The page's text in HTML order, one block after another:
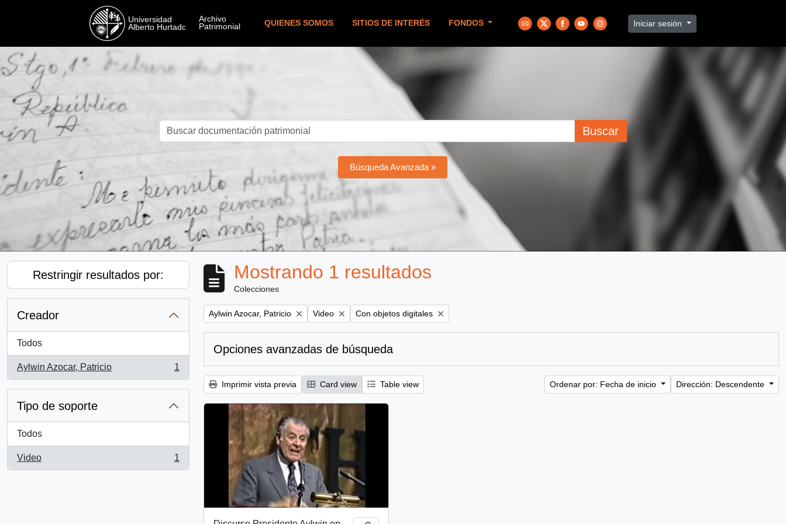
QUIENES SOMOS SITIOS DE INTERÉS FONDOS Iniciar sesión
Buscar
Búsqueda Avanzada »
Restringir resultados por:
Creador
Todos
Aylwin Azocar, Patricio
, 1 resultados
1
Tipo de soporte
Todos
Video
, 1 resultados
1
Mostrando 1 resultados
Colecciones
Remove filter:
Aylwin Azocar, Patricio Remove filter:
Video Remove filter:
Con objetos digitales
Opciones avanzadas de búsqueda
Imprimir vista previa Card view Table view Ordenar por: Fecha de inicio Dirección: Descendente